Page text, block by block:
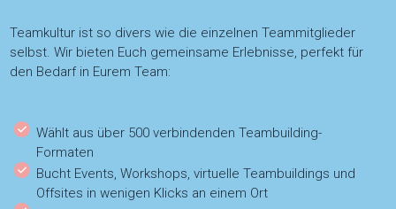
Teamkultur ist so divers wie die einzelnen Teammitglieder
selbst. Wir bieten Euch gemeinsame Erlebnisse, perfekt für
den Bedarf in Eurem Team:
Wählt aus über 500 verbindenden Teambuilding-
Formaten
Bucht Events, Workshops, virtuelle Teambuildings und
Offsites in wenigen Klicks an einem Ort